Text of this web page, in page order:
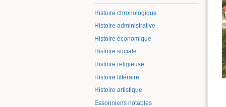
Histoire chronologique
Histoire administrative
Histoire économique
Histoire sociale
Histoire religieuse
Histoire littéraire
Histoire artistique
Essonniens notables